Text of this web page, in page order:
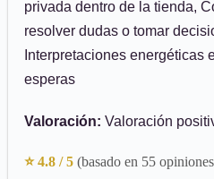
privada dentro de la tienda,
resolver dudas o tomar
Interpretaciones energéticas
esperas
Valoración: Valoración
⭐ 4.8 / 5 (basado en 55